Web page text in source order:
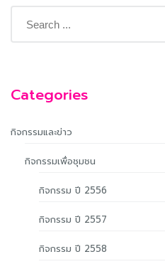
Categories
กิจกรรมและข่าว
กิจกรรมเพื่อชุมชน
กิจกรรม ปี 2556
กิจกรรม ปี 2557
กิจกรรม ปี 2558